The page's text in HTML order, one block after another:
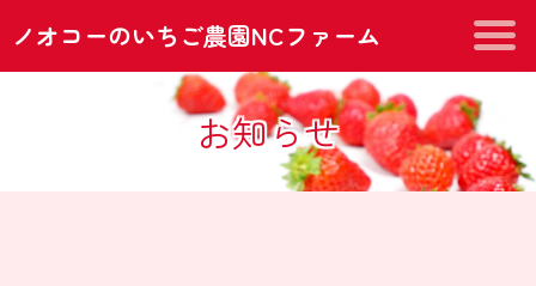
ノオコーのいちご農園NCファーム
お知らせ